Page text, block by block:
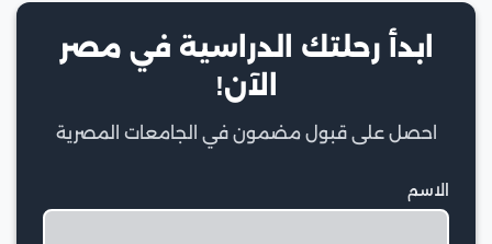
ابدأ رحلتك الدراسية في مصر
الآن!
احصل على قبول مضمون في الجامعات المصرية
الاسم